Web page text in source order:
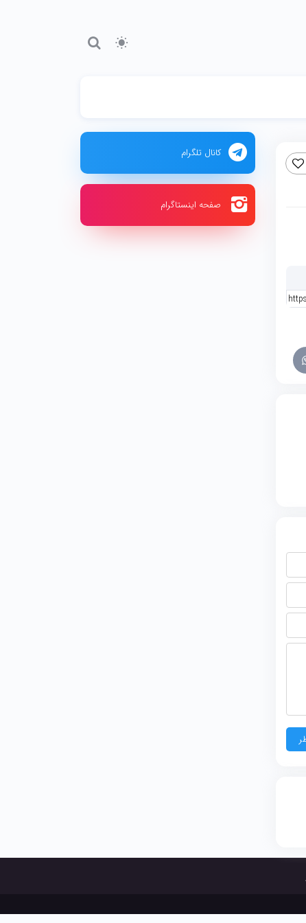
کانال تلگرام
صفحه اینستاگرام